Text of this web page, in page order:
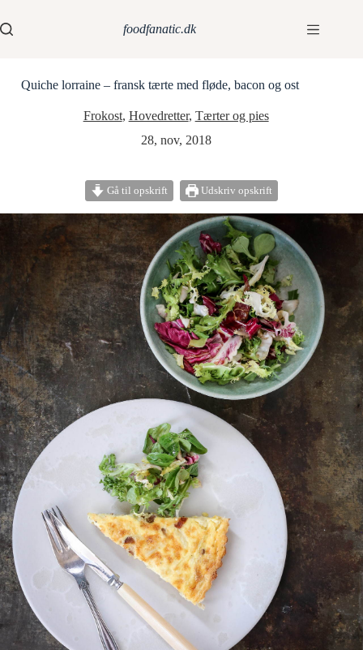
foodfanatic.dk
Quiche lorraine – fransk tærte med fløde, bacon og ost
Frokost, Hovedretter, Tærter og pies
28, nov, 2018
Gå til opskrift Udskriv opskrift